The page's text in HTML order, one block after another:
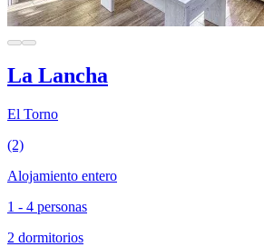
La Lancha
El Torno
(2)
Alojamiento entero
1 - 4 personas
2 dormitorios